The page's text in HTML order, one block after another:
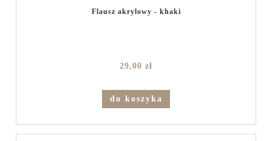
Flausz akrylowy - khaki
29,00 zł
do koszyka